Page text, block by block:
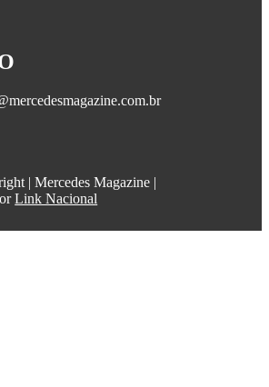
| Mercedes Magazine |
Link Nacional